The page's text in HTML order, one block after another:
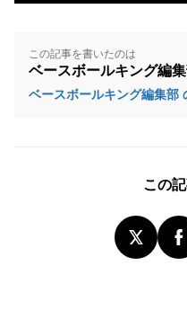
この記事を書いたのは
ベースボールキング編
ベースボールキング編集部
この